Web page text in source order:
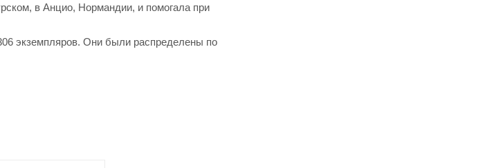
в Анцио, Нормандии, и помогала при
экземпляров. Они были распределены по